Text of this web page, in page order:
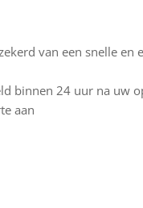
van een snelle
binnen 24 uur na uw
aan